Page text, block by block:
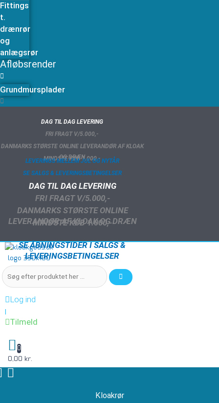
Fittings
t.
drænrør
og
anlægsrør
Afløbsrender
Grundmursplader
DAG TIL DAG LEVERING
FRI FRAGT V/5.000,-
DANMARKS STØRSTE ONLINE LEVERANDØR AF KLOAK
OG DRÆN
MINDSTE KØB 1.000,-
LEVERINGS MELLEM JUL OG NYTÅR
SE SALGS & LEVERINGSBETINGELSER
DAG TIL DAG LEVERING
FRI FRAGT V/5.000,-
DANMARKS STØRSTE ONLINE
LEVERANDØR AF KLOAK OG DRÆN
MINDSTE KØB 1.000,-
SE ÅBNINGSTIDER I SALGS &
LEVERINGSBETINGELSER
Log ind
|
Tilmeld
0
0,00 kr.
Kloakrør